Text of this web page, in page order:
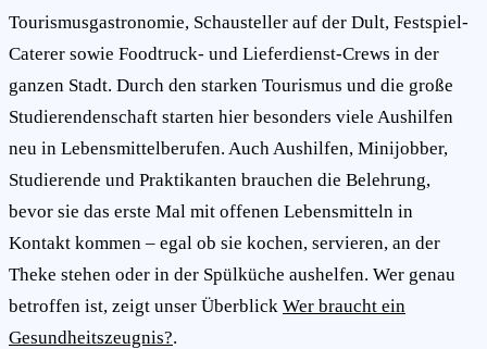
Tourismusgastronomie, Schausteller auf der Dult, Festspiel-
Caterer sowie Foodtruck- und Lieferdienst-Crews in der
ganzen Stadt. Durch den starken Tourismus und die große
Studierendenschaft starten hier besonders viele Aushilfen
neu in Lebensmittelberufen. Auch Aushilfen, Minijobber,
Studierende und Praktikanten brauchen die Belehrung,
bevor sie das erste Mal mit offenen Lebensmitteln in
Kontakt kommen – egal ob sie kochen, servieren, an der
Theke stehen oder in der Spülküche aushelfen. Wer genau
betroffen ist, zeigt unser Überblick Wer braucht ein
Gesundheitszeugnis?.